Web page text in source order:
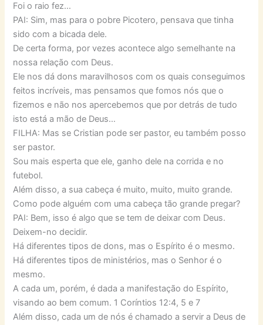
Foi o raio fez…
PAI: Sim, mas para o pobre Picotero, pensava que tinha
sido com a bicada dele.
De certa forma, por vezes acontece algo semelhante na
nossa relação com Deus.
Ele nos dá dons maravilhosos com os quais conseguimos
feitos incríveis, mas pensamos que fomos nós que o
fizemos e não nos apercebemos que por detrás de tudo
isto está a mão de Deus…
FILHA: Mas se Cristian pode ser pastor, eu também posso
ser pastor.
Sou mais esperta que ele, ganho dele na corrida e no
futebol.
Além disso, a sua cabeça é muito, muito, muito grande.
Como pode alguém com uma cabeça tão grande pregar?
PAI: Bem, isso é algo que se tem de deixar com Deus.
Deixem-no decidir.
Há diferentes tipos de dons, mas o Espírito é o mesmo.
Há diferentes tipos de ministérios, mas o Senhor é o
mesmo.
A cada um, porém, é dada a manifestação do Espírito,
visando ao bem comum. 1 Coríntios 12:4, 5 e 7
Além disso, cada um de nós é chamado a servir a Deus de